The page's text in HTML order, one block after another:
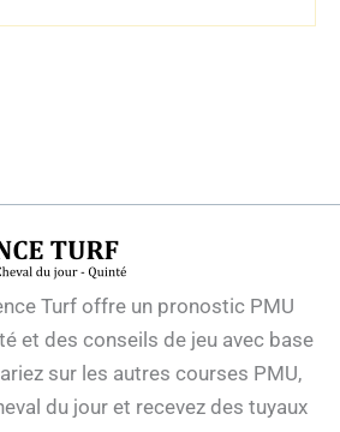
Turf offre un pronostic PMU
et des conseils de jeu avec base
sur les autres courses PMU,
du jour et recevez des tuyaux